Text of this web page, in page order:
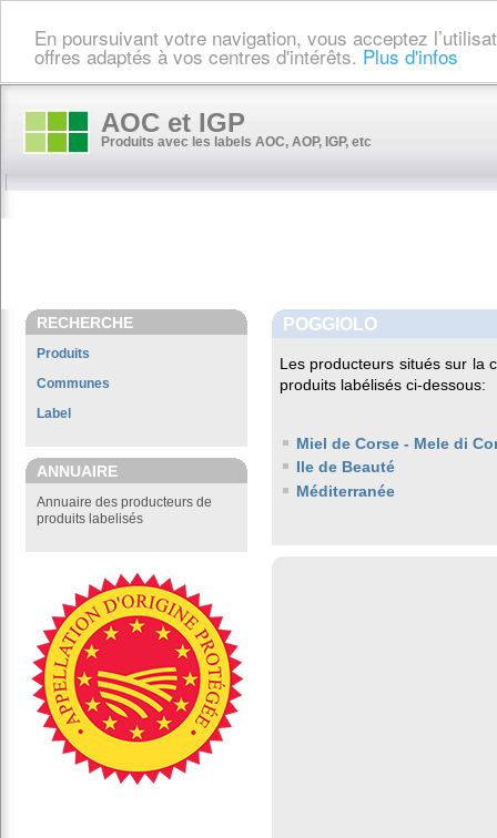
En poursuivant votre navigation, vous acceptez
offres adaptés à vos centres d'intérêts. Plus d'infos
AOC et IGP
Produits avec les labels AOC, AOP, IGP, etc
RECHERCHE
Produits
Communes
Label
ANNUAIRE
Annuaire des producteurs de
produits labelisés
POGGIOLO
Les producteurs situés sur la
produits labélisés ci-dessous:
Miel de Corse - Mele di
Ile de Beauté
Méditerranée